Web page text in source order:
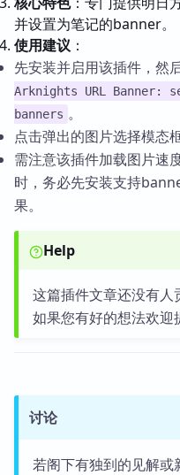
并设置为笔记的banner。
使用建议 ：
先安装并启用该插件，然
Arknights URL
banners 。
点击弹出的图片选择模态
需注意该插件加载图片速
时，务必先安装支持
果。
Help
这篇插件文章还没有人
如果您有好的想法欢迎
讨论
若阁下有独到的见解